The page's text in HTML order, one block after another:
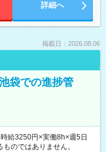
詳細へ
掲載日：2026.08.06
袋での進捗管
給3250円×実働8h×週5日
のではありません。